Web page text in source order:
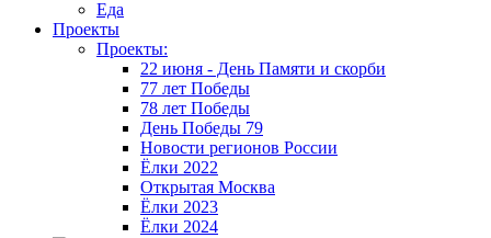
Еда
Проекты
Проекты:
22 июня - День Памяти и скорби
77 лет Победы
78 лет Победы
День Победы 79
Новости регионов России
Ёлки 2022
Открытая Москва
Ёлки 2023
Ёлки 2024